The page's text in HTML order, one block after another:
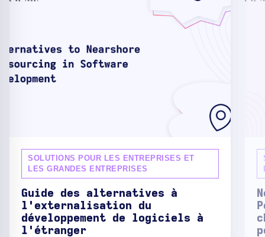
SOLUTIONS POUR LES ENTREPRISES ET
LES GRANDES ENTREPRISES
Guide des alternatives à
l'externalisation du
développement de logiciels à
l'étranger